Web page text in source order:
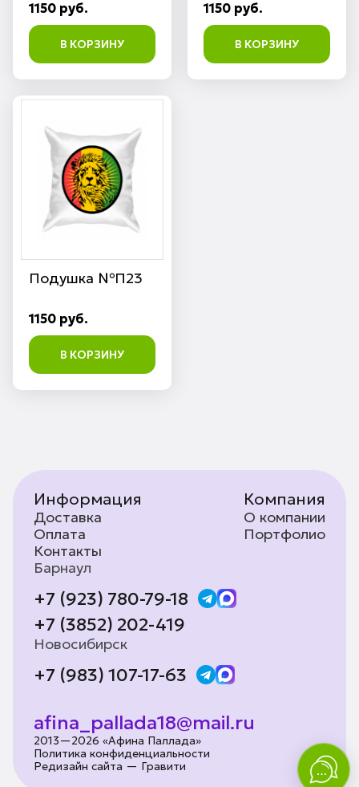
1150 руб.
В КОРЗИНУ
1150 руб.
В КОРЗИНУ
Подушка №П23
1150 руб.
В КОРЗИНУ
Информация
Доставка
Оплата
Контакты
Компания
О компании
Портфолио
Барнаул
+7 (923) 780-79-18
+7 (3852) 202-419
Новосибирск
+7 (983) 107-17-63
afina_pallada18@mail.ru
2013—2026 «Афина Паллада»
Политика конфиденциальности
Редизайн сайта — Гравити